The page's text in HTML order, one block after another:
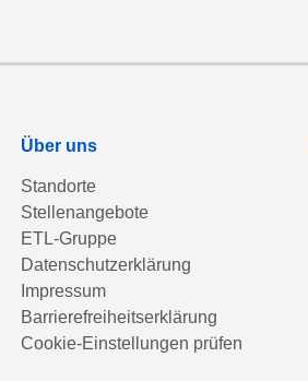
Über uns
Standorte
Stellenangebote
ETL-Gruppe
Datenschutzerklärung
Impressum
Barrierefreiheitserklärung
Cookie-Einstellungen prüfen